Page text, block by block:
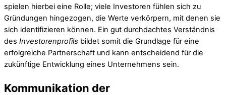
spielen hierbei eine Rolle; viele Investoren fühlen sich zu
Gründungen hingezogen, die Werte verkörpern, mit denen sie
sich identifizieren können. Ein gut durchdachtes Verständnis
des Investorenprofils bildet somit die Grundlage für eine
erfolgreiche Partnerschaft und kann entscheidend für die
zukünftige Entwicklung eines Unternehmens sein.
Kommunikation der